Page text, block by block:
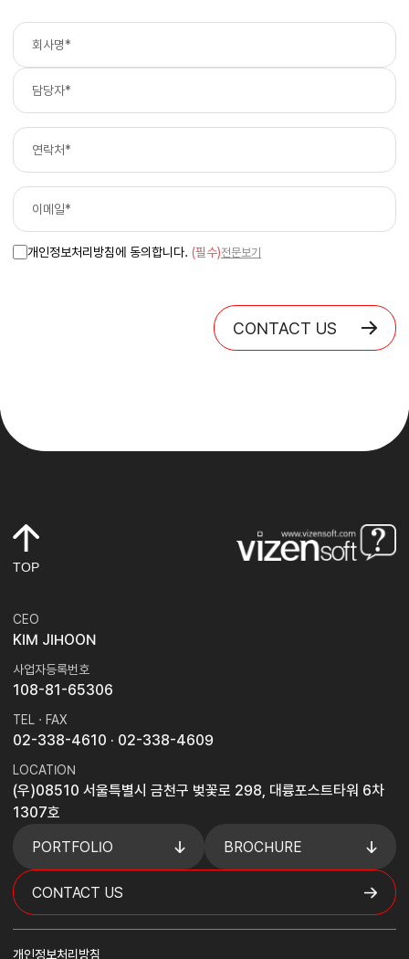
개인정보처리방침에 동의합니다. (필수)전문보기
CONTACT US
TOP
CEO
KIM JIHOON
사업자등록번호
108-81-65306
TEL · FAX
02-338-4610 · 02-338-4609
LOCATION
(우)08510 서울특별시 금천구 벚꽃로 298, 대륭포스트타워 6차
1307호
PORTFOLIO
BROCHURE
CONTACT US
개인정보처리방침